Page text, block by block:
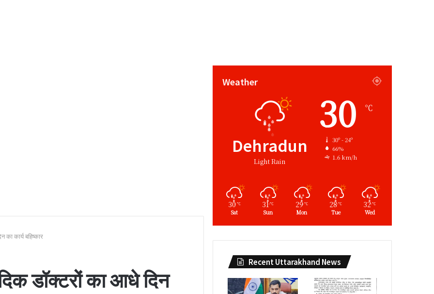
कार्य बहिष्कार
डॉक्टरों का आधे दिन
Weather
Dehradun
Light Rain
30 ℃
30º - 24º
66%
1.6 km/h
30 ℃
Sat
31℃
Sun
29℃
Mon
28℃
Tue
32℃
Wed
Recent Uttarakhand News